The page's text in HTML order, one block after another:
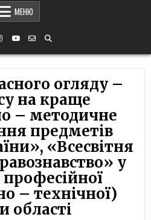
МЕНЮ
огляду –
на краще
– методичне
предметів
«Всесвітня
у
– технічної)
області